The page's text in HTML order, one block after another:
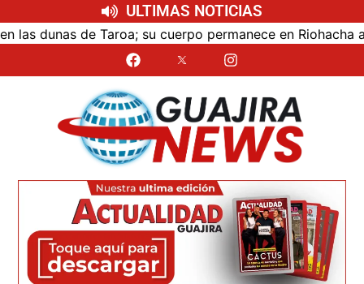
ULTIMAS NOTICIAS
de Taroa; su cuerpo permanece en Riohacha a la